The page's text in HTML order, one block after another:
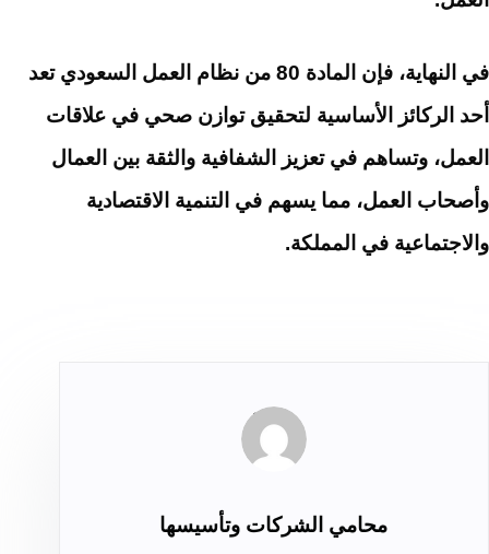
في النهاية، فإن المادة 80 من نظام العمل السعودي تعد
أحد الركائز الأساسية لتحقيق توازن صحي في علاقات
العمل، وتساهم في تعزيز الشفافية والثقة بين العمال
وأصحاب العمل، مما يسهم في التنمية الاقتصادية
والاجتماعية في المملكة.
محامي الشركات وتأسيسها